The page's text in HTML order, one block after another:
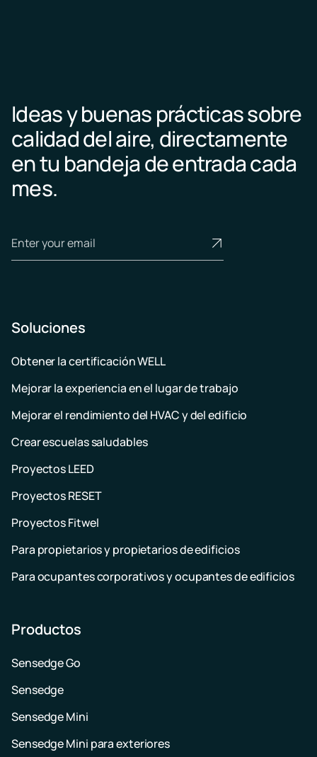
Ideas y buenas prácticas sobre
calidad del aire, directamente
en tu bandeja de entrada cada
mes.
Soluciones
Obtener la certificación WELL
Mejorar la experiencia en el lugar de trabajo
Mejorar el rendimiento del HVAC y del edificio
Crear escuelas saludables
Proyectos LEED
Proyectos RESET
Proyectos Fitwel
Para propietarios y propietarios de edificios
Para ocupantes corporativos y ocupantes de edificios
Productos
Sensedge Go
Sensedge
Sensedge Mini
Sensedge Mini para exteriores